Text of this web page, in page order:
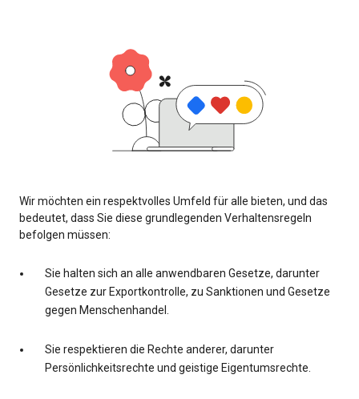
Wir möchten ein respektvolles Umfeld für alle bieten, und das
bedeutet, dass Sie diese grundlegenden Verhaltensregeln
befolgen müssen:
Sie halten sich an alle anwendbaren Gesetze, darunter
Gesetze zur Exportkontrolle, zu Sanktionen und Gesetze
gegen Menschenhandel.
Sie respektieren die Rechte anderer, darunter
Persönlichkeitsrechte und geistige Eigentumsrechte.